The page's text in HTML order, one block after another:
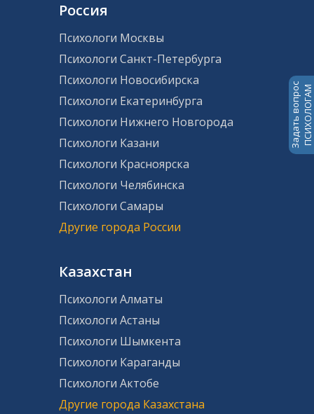
Задать вопросПСИХОЛОГАМ
Россия
Психологи Москвы
Психологи Санкт-Петербурга
Психологи Новосибирска
Психологи Екатеринбурга
Психологи Нижнего Новгорода
Психологи Казани
Психологи Красноярска
Психологи Челябинска
Психологи Самары
Другие города России
Казахстан
Психологи Алматы
Психологи Астаны
Психологи Шымкента
Психологи Караганды
Психологи Актобе
Другие города Казахстана